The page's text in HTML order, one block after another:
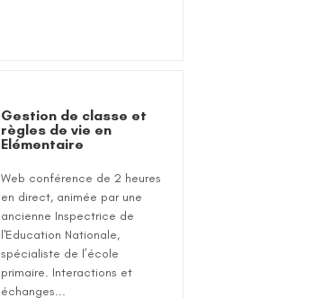
Gestion de classe et
règles de vie en
Elémentaire
Web conférence de 2 heures
en direct, animée par une
ancienne Inspectrice de
l'Education Nationale,
spécialiste de l’école
primaire. Interactions et
échanges...